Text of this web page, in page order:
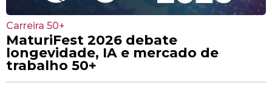
Carreira 50+
MaturiFest 2026 debate
longevidade, IA e mercado de
trabalho 50+